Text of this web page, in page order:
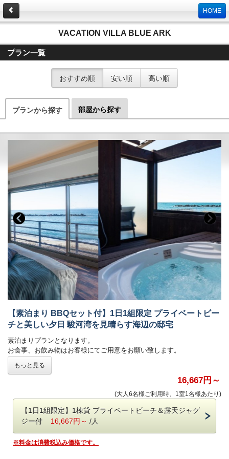
HOME
VACATION VILLA BLUE ARK
プラン一覧
おすすめ順 安い順 高い順
プランから探す 部屋から探す
【素泊まり BBQセット付】1日1組限定 プライベートビー
チと美しい夕日 駿河湾を見晴らす海辺の邸宅
素泊まりプランとなります。
お食事、お飲み物はお客様にてご用意をお願い致します。
大切な人と、海辺の小さな別邸で過ごす、セレブでハッピーなバケーシ
県道17号線沿いに、海を臨んで立つ
ロケーション抜群の、小さなヴィラ。
まるで白砂に立つ我が家のように、静かでゆるやかな時間が流れ、
思い立てば、ほんの数歩で自分たちだけの浜へ飛び出していけます。
■プライベートビーチ
もっと見る
16,667円～
(大人6名様ご利用時、1室1名様あたり)
【1日1組限定】1棟貸 プライベートビーチ＆露天ジャグ
ジー付 16,667円～ /人
※料金は消費税込み価格です。